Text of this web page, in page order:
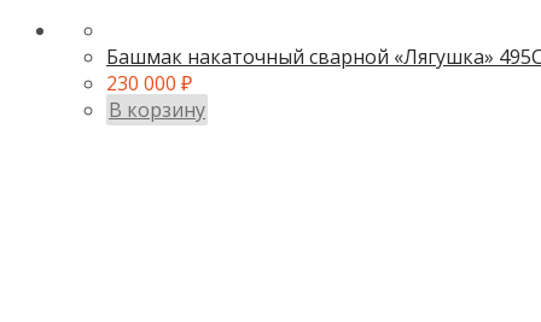
Башмак накаточный сварной «Лягушка»
230 000 ₽
В корзину